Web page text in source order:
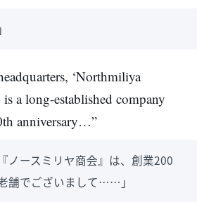
‘Northmiliya
a long-established company
anniversary…”
ノースミリヤ商会』は、創業200
舗でございまして……」